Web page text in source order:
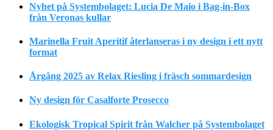
Nyhet på Systembolaget: Lucia De Maio i Bag-in-Box
från Veronas kullar
Marinella Fruit Aperitif återlanseras i ny design i ett nytt
format
Årgång 2025 av Relax Riesling i fräsch sommardesign
Ny design för Casalforte Prosecco
Ekologisk Tropical Spirit från Walcher på Systembolaget